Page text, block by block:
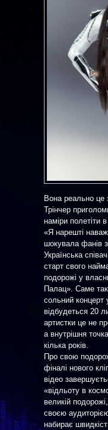
Вона реально це
Трінчер
наміри полетіти
«Я нарешті
шокувала фанів
Українська
старт свого
подорожі у
Палац». Саме
сольний концерт
відбудеться 20
артистки це не
а внутрішня
кілька років.
Про свою
фіналі нового
відео
«відльоту в
великій
своєю
набирає